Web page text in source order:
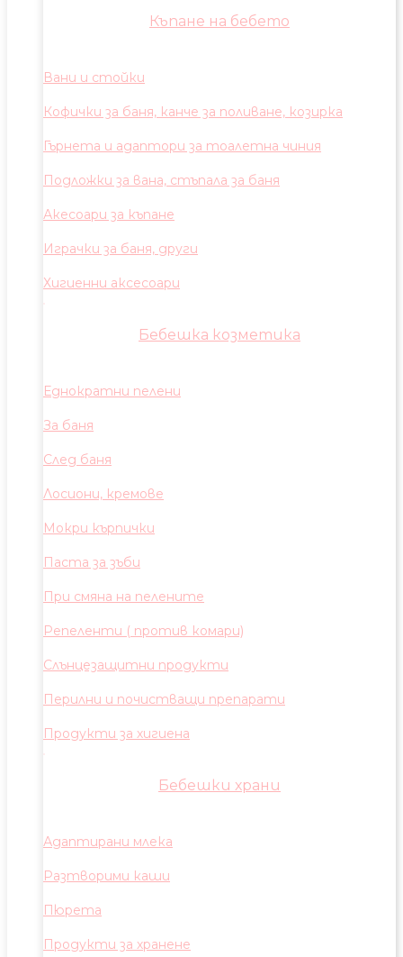
Къпане на бебето
Вани и стойки
Кофички за баня, канче за поливане, козирка
Гърнета и адаптори за тоалетна чиния
Подложки за вана, стъпала за баня
Акесоари за къпане
Играчки за баня, други
Хигиенни аксесоари
Бебешка козметика
Еднократни пелени
За баня
След баня
Лосиони, кремове
Мокри кърпички
Паста за зъби
При смяна на пелените
Репеленти ( против комари)
Слънцезащитни продукти
Перилни и почистващи препарати
Продукти за хигиена
Бебешки храни
Адаптирани млека
Разтворими каши
Пюрета
Продукти за хранене